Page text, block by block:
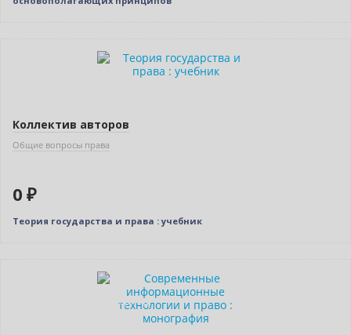
Коллектив авторов
Общие вопросы права
0 ₽
Теория государства и права : учебник
Индивидуальный подход